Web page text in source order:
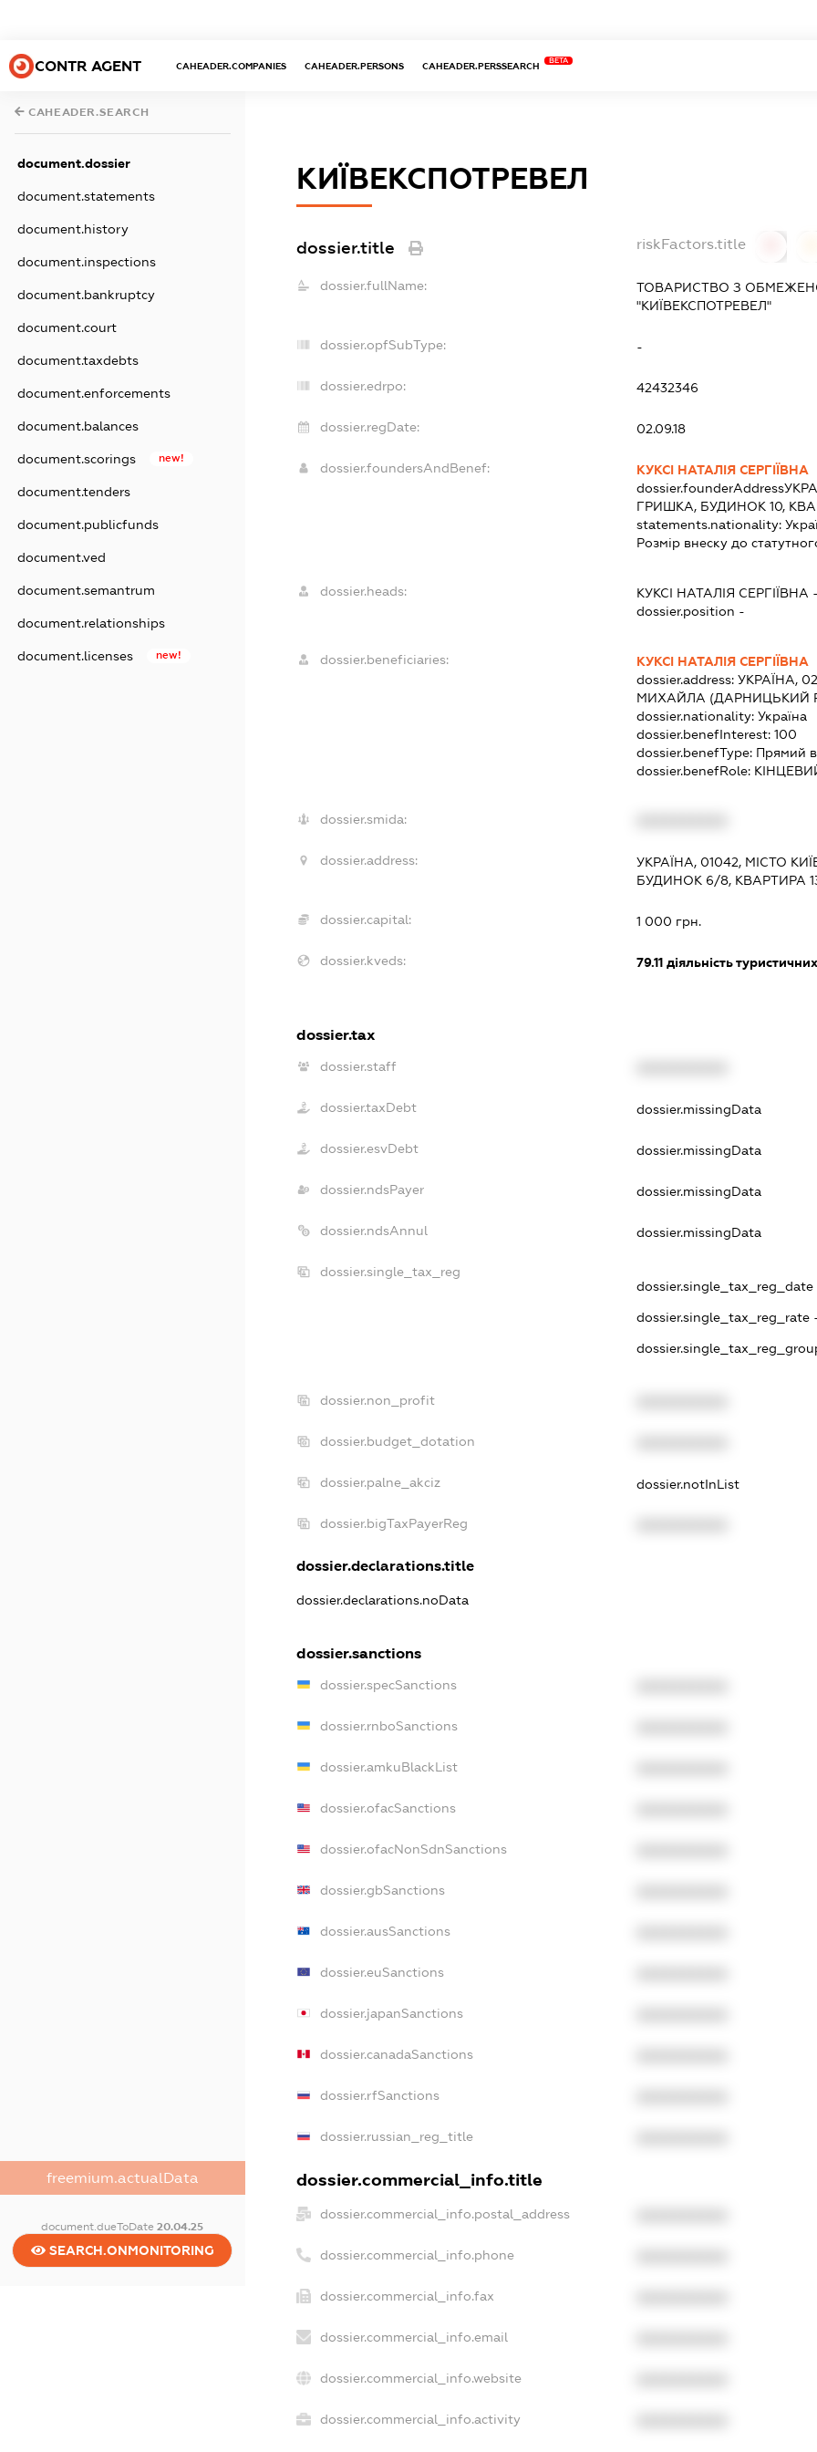
CONTR AGENT CAHEADER.COMPANIES CAHEADER.PERSONS CAHEADER.PERSSEARCH
BETA
CAHEADER.SEARCH
document.dossier
document.statements
document.history
document.inspections
document.bankruptcy
document.court
document.taxdebts
document.enforcements
document.balances
document.scorings new!
document.tenders
document.publicfunds
document.ved
document.semantrum
document.relationships
document.licenses new!
freemium.actualData
document.dueToDate20.04.25
SEARCH.ONMONITORING
КИЇВЕКСПОТРЕВЕЛ
dossier.title riskFactors.title
dossier.fullName:
ТОВАРИСТВО З
"КИЇВЕКСПОТРЕВЕЛ"
dossier.opfSubType: -
dossier.edrpo: 42432346
dossier.regDate: 02.09.18
dossier.foundersAndBenef:
КУКСІ НАТАЛІЯ СЕРГІЇВНА
dossier.founderAddress
ГРИШКА, БУДИНОК 10,
statements.nationality:
Розмір внеску до
dossier.heads: КУКСІ НАТАЛІЯ СЕРГІЇВНА -
dossier.position -
dossier.beneficiaries:
КУКСІ НАТАЛІЯ СЕРГІЇВНА
dossier.address: УКРАЇНА,
МИХАЙЛА (ДАРНИЦЬКИЙ
dossier.nationality: Україна
dossier.benefInterest: 100
dossier.benefType: Прямий
dossier.benefRole:
dossier.smida:
dossier.address:
УКРАЇНА, 01042, МІСТО
БУДИНОК 6/8, КВАРТИРА
dossier.capital: 1 000 грн.
dossier.kveds: 79.11діяльність
dossier.tax
dossier.staff
dossier.taxDebt dossier.missingData
dossier.esvDebt dossier.missingData
dossier.ndsPayer dossier.missingData
dossier.ndsAnnul dossier.missingData
dossier.single_tax_reg
dossier.single_tax_reg_date
dossier.single_tax_reg_rate
dossier.non_profit
dossier.budget_dotation
dossier.palne_akciz dossier.notInList
dossier.bigTaxPayerReg
dossier.declarations.title
dossier.declarations.noData
dossier.sanctions
dossier.specSanctions
dossier.rnboSanctions
dossier.amkuBlackList
dossier.ofacSanctions
dossier.ofacNonSdnSanctions
dossier.gbSanctions
dossier.ausSanctions
dossier.euSanctions
dossier.japanSanctions
dossier.canadaSanctions
dossier.rfSanctions
dossier.russian_reg_title
dossier.commercial_info.title
dossier.commercial_info.postal_address
dossier.commercial_info.phone
dossier.commercial_info.fax
dossier.commercial_info.email
dossier.commercial_info.website
dossier.commercial_info.activity